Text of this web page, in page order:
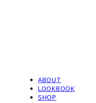
ABOUT
LOOKBOOK
SHOP